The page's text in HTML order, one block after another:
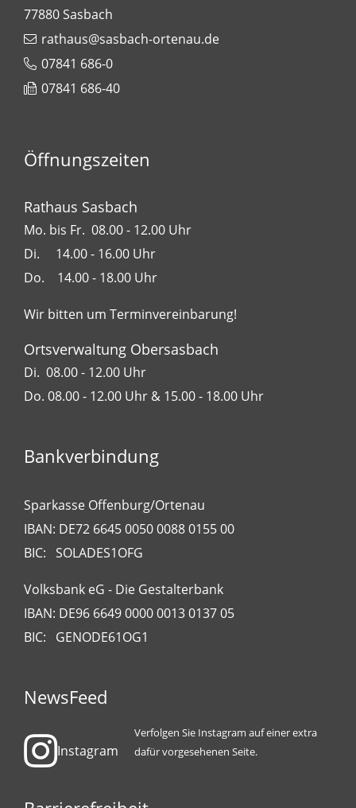
77880Sasbach
rathaus@sasbach-ortenau.de
07841 686-0
07841 686-40
Öffnungszeiten
Rathaus Sasbach
Mo. bis Fr. 08.00 - 12.00 Uhr
Di. 14.00 - 16.00 Uhr
Do. 14.00 - 18.00 Uhr
Wir bitten um Terminvereinbarung!
Ortsverwaltung Obersasbach
Di. 08.00 - 12.00 Uhr
Do. 08.00 - 12.00 Uhr & 15.00 - 18.00 Uhr
Bankverbindung
Sparkasse Offenburg/Ortenau
IBAN: DE72 6645 0050 0088 0155 00
BIC: SOLADES1OFG
Volksbank eG - Die Gestalterbank
IBAN: DE96 6649 0000 0013 0137 05
BIC: GENODE61OG1
NewsFeed
Instagram
Verfolgen Sie Instagram auf einer extra
dafür vorgesehenen Seite.